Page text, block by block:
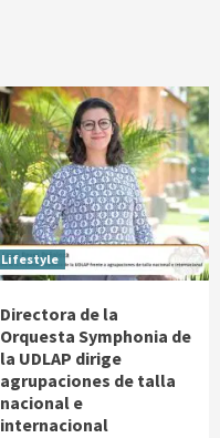
Lifestyle
Directora de la
Orquesta Symphonia de
la UDLAP dirige
agrupaciones de talla
nacional e
internacional